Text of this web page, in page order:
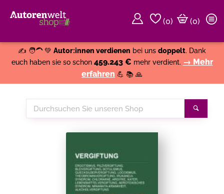
(0)
(0)
✍️ 🧑‍🦱 💚 Autor:innen verdienen bei uns doppelt. Dank
euch haben sie so schon 459.243 € mehr verdient. → Mehr
erfahren 💪 📚 🙏
Durchsuchen
Sie